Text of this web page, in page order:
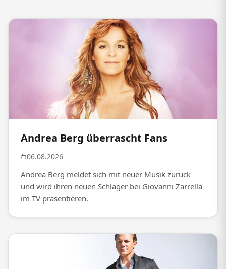
Andrea Berg überrascht Fans
06.08.2026
Andrea Berg meldet sich mit neuer Musik zurück
und wird ihren neuen Schlager bei Giovanni Zarrella
im TV präsentieren.